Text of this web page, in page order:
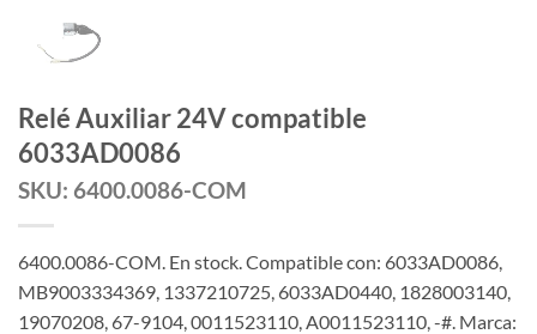
Relé Auxiliar 24V compatible
6033AD0086
SKU: 6400.0086-COM
6400.0086-COM. En stock. Compatible con: 6033AD0086,
MB9003334369, 1337210725, 6033AD0440, 1828003140,
19070208, 67-9104, 0011523110, A0011523110, -#. Marca: